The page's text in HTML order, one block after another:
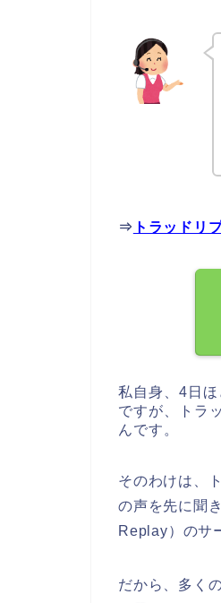
⇒ トラッドリ
私自身、4日
ですが、トラ
んです。
そのわけは、
の声を先に聞
Replay）のサ
だから、多く